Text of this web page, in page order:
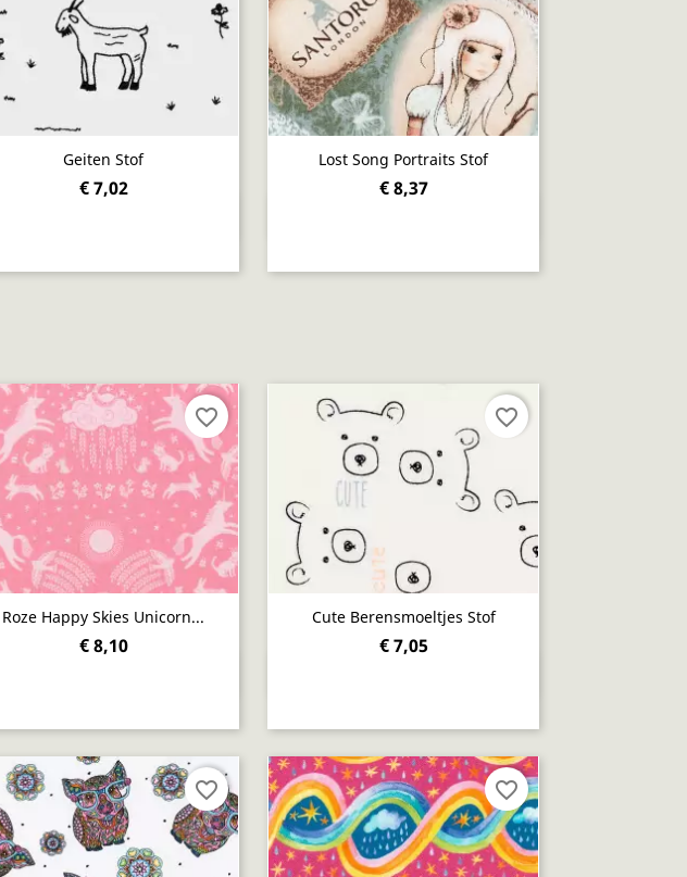
Geiten Stof
€ 7,02
Lost Song Portraits Stof
€ 8,37
Roze Happy Skies Unicorn...
€ 8,10
favorite_border
Cute Berensmoeltjes Stof
€ 7,05
favorite_border
favorite_border favorite_border